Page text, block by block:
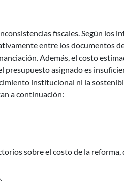
fiscales. Según los
entre los documentos
Además, el costo
presupuesto asignado es
institucional ni la
a continuación:
sobre el costo de la reforma,